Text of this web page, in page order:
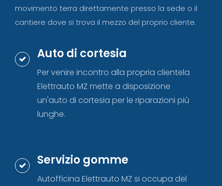
movimento terra direttamente presso la sede o il
cantiere dove si trova il mezzo del proprio cliente.
Auto di cortesia
Per venire incontro alla propria clientela
Elettrauto MZ mette a disposizione
un'auto di cortesia per le riparazioni più
lunghe.
Servizio gomme
Autofficina Elettrauto MZ si occupa del